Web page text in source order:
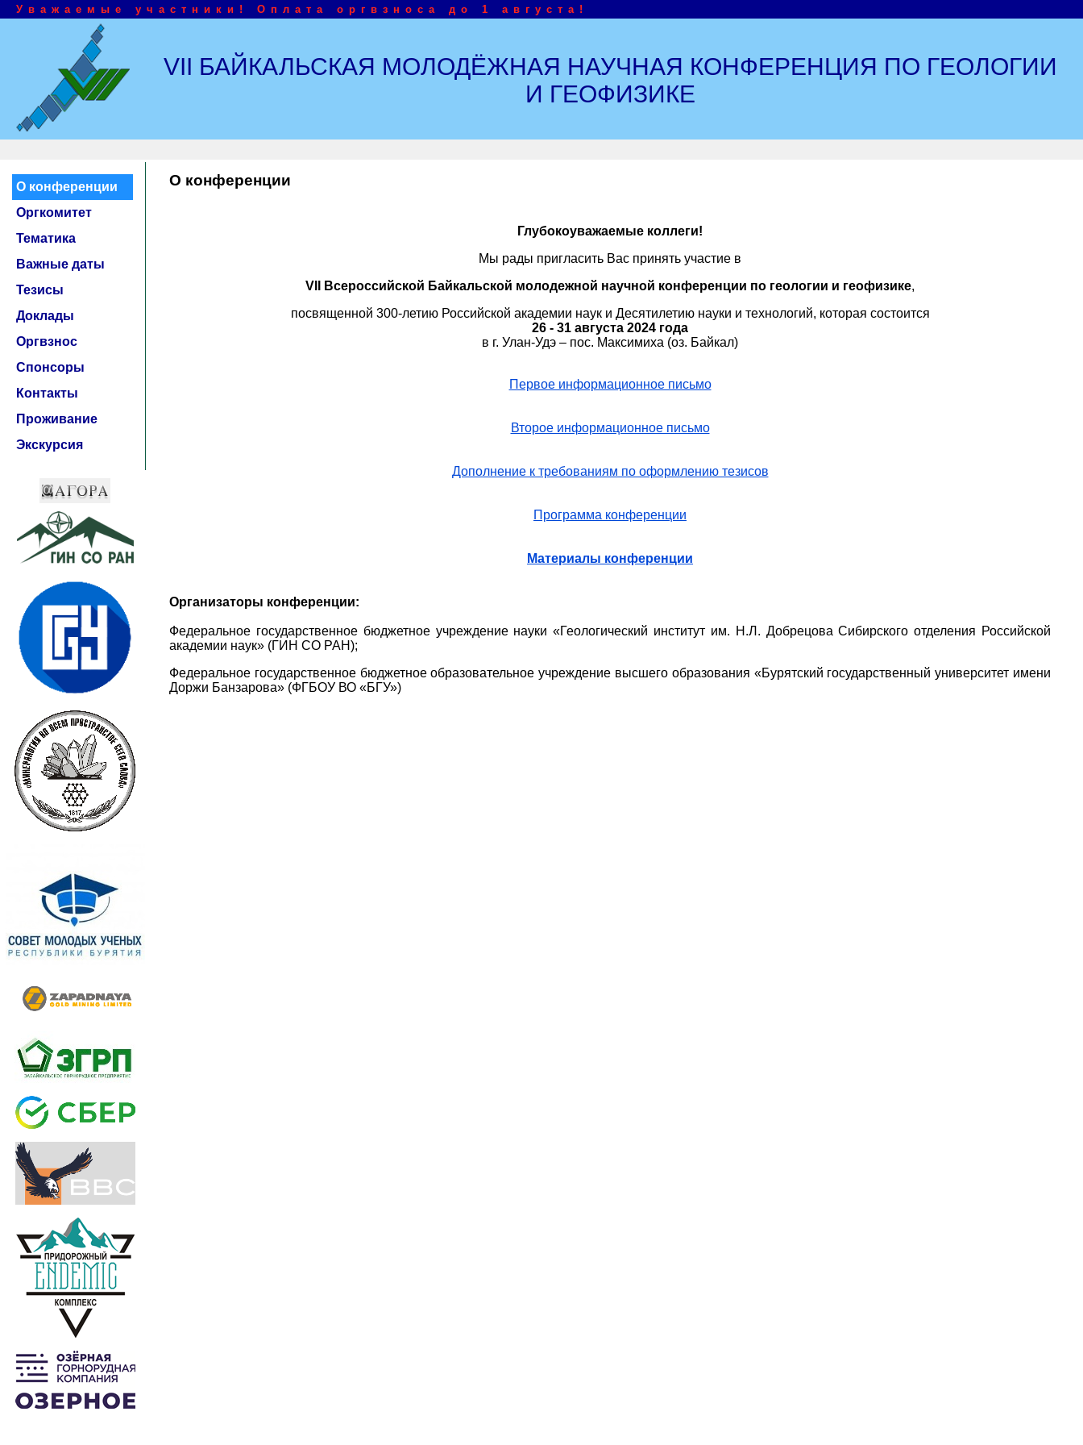
Уважаемые участники! Оплата оргвзноса до 1 августа!
VII БАЙКАЛЬСКАЯ МОЛОДЁЖНАЯ НАУЧНАЯ КОНФЕРЕНЦИЯ ПО ГЕОЛОГИИ
И ГЕОФИЗИКЕ
О конференции
Оргкомитет
Тематика
Важные даты
Тезисы
Доклады
Оргвзнос
Спонсоры
Контакты
Проживание
Экскурсия
О конференции
Глубокоуважаемые коллеги!
Мы рады пригласить Вас принять участие в
VII Всероссийской Байкальской молодежной научной конференции по геологии и геофизике,
посвященной 300-летию Российской академии наук и Десятилетию науки и технологий, которая состоится
26 - 31 августа 2024 года
в г. Улан-Удэ – пос. Максимиха (оз. Байкал)
Первое информационное письмо
Второе информационное письмо
Дополнение к требованиям по оформлению тезисов
Программа конференции
Материалы конференции
Организаторы конференции:
Федеральное государственное бюджетное учреждение науки «Геологический институт им. Н.Л. Добрецова Сибирского отделения Российской
академии наук» (ГИН СО РАН);
Федеральное государственное бюджетное образовательное учреждение высшего образования «Бурятский государственный университет имени
Доржи Банзарова» (ФГБОУ ВО «БГУ»)